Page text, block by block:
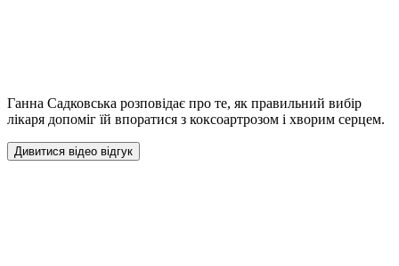
Ганна Садковська розповідає про те, як правильний вибір
лікаря допоміг їй впоратися з коксоартрозом і хворим серцем.
Дивитися відео відгук